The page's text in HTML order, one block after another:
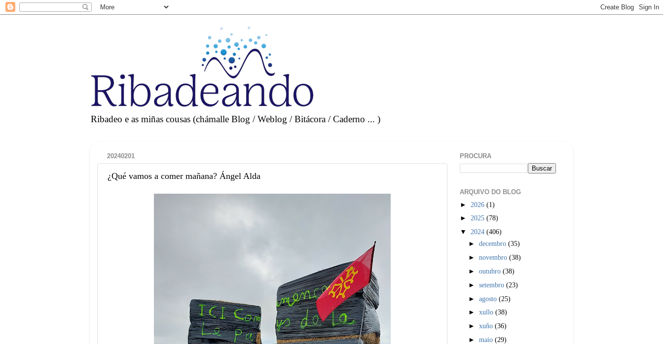
Ribadeo e as miñas cousas (chámalle Blog / Weblog / Bitácora / Caderno ... )
20240201
¿Qué vamos a comer mañana? Ángel Alda
PROCURA
ARQUIVO DO BLOG
► 2026 (1)
► 2025 (78)
▼ 2024 (406)
►decembro(35)
►novembro(38)
►outubro(38)
►setembro(23)
►agosto(25)
►xullo(38)
►xuño(36)
►maio(29)